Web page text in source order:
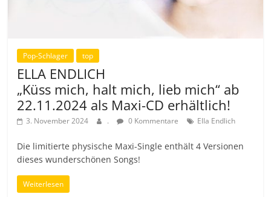
Pop-Schlager top
ELLA ENDLICH
„Küss mich, halt mich, lieb mich“ ab
22.11.2024 als Maxi-CD erhältlich!
3. November 2024 . 0 Kommentare Ella Endlich
Die limitierte physische Maxi-Single enthält 4 Versionen
dieses wunderschönen Songs!
Weiterlesen